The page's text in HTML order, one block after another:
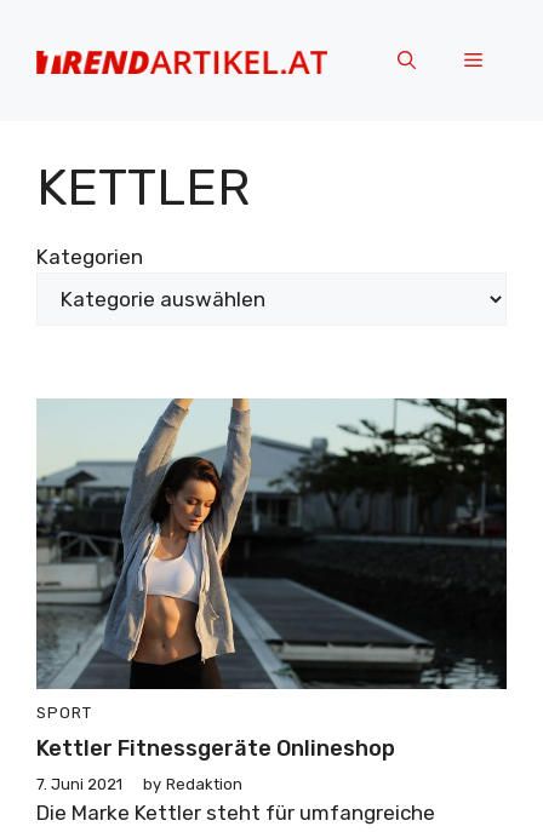
springen
Menü
KETTLER
Kategorien
SPORT
Kettler Fitnessgeräte Onlineshop
7. Juni 2021 by Redaktion
Die Marke Kettler steht für umfangreiche